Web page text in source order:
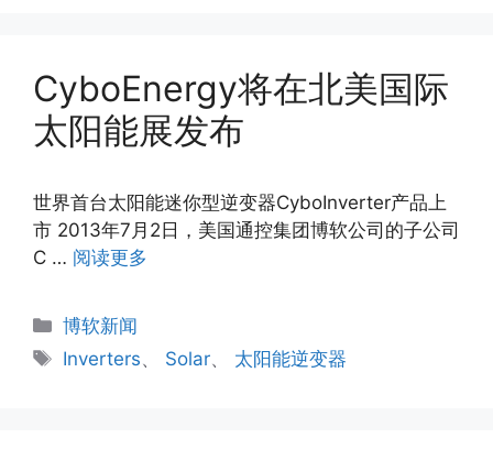
CyboEnergy将在北美国际
太阳能展发布
世界首台太阳能迷你型逆变器CyboInverter产品上
市 2013年7月2日，美国通控集团博软公司的子公司
C … 阅读更多
分
类
博软新闻
标
Inverters、 Solar、 太阳能逆变器